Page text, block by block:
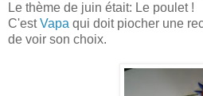
Le thème de juin était: Le poulet !
C'estVapa qui doit piocher une
de voir son choix.